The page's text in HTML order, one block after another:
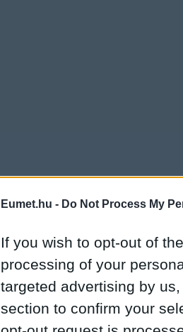
Eumet.hu - Do Not Process My
If you wish to opt-out of
processing of your
targeted advertising by
section to confirm your